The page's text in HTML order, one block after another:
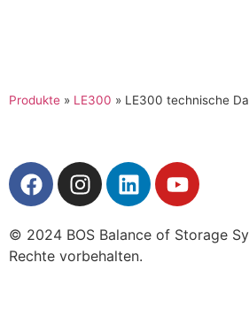
Produkte » LE300 » LE300 technische
© 2024 BOS Balance of Storage
Rechte vorbehalten.